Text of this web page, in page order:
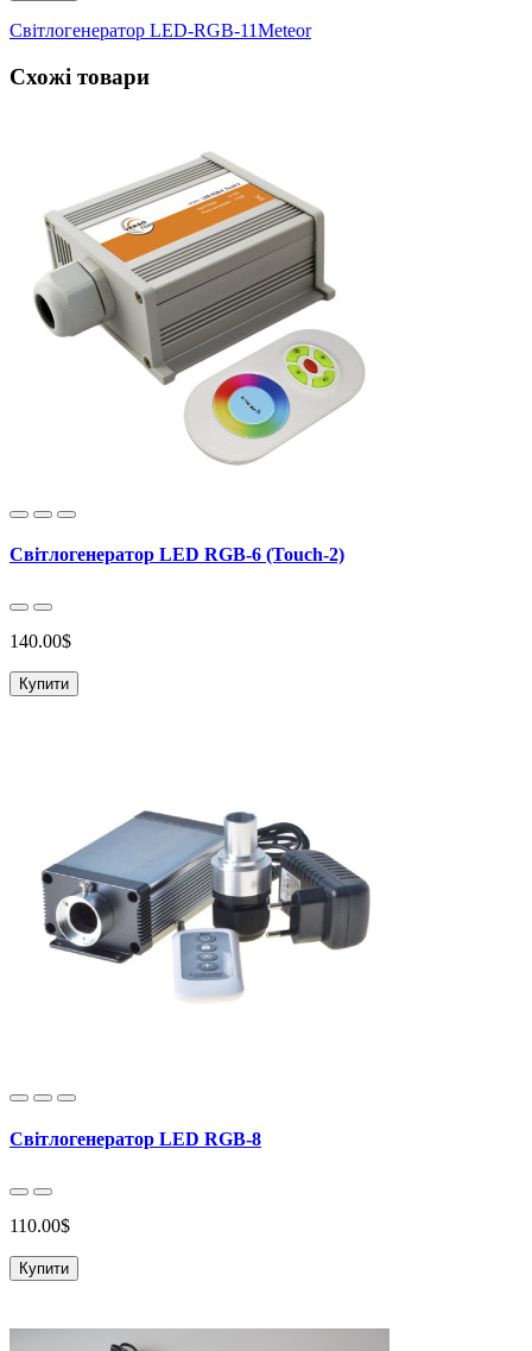
Світлогенератор LED-RGB-11Meteor
Схожі товари
Світлогенератор LED RGB-6 (Touch-2)
140.00$
Купити
Світлогенератор LED RGB-8
110.00$
Купити